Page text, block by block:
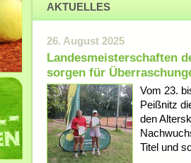
AKTUELLES
26. August 2025
Landesmeisterschaften
sorgen für
Vom 23.
Peißnitz
den
Titel und